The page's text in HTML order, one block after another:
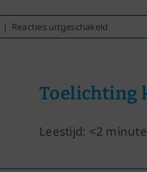
| Reacties uitgeschakeld
Toelichting
Leestijd: <2